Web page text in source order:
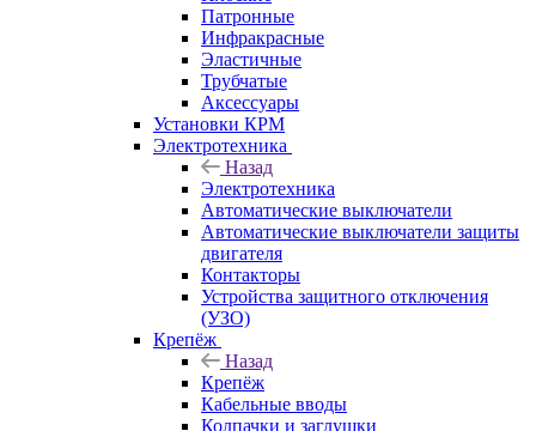
Патронные
Инфракрасные
Эластичные
Трубчатые
Аксессуары
Установки КРМ
Электротехника
Назад
Электротехника
Автоматические выключатели
Автоматические выключатели защиты
двигателя
Контакторы
Устройства защитного отключения
(УЗО)
Крепёж
Назад
Крепёж
Кабельные вводы
Колпачки и заглушки